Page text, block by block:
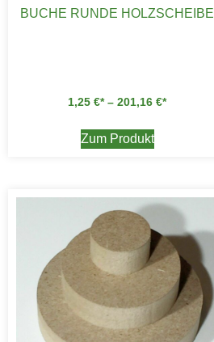
BUCHE RUNDE HOLZSCHEIBE
1,25 € – 201,16 €
Zum Produkt